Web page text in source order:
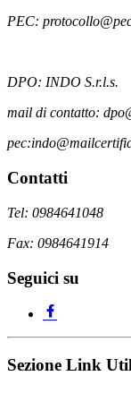
PEC:
DPO: INDO S.r.l.s.
mail di contatto:
Contatti
Tel: 0984641048
Fax: 0984641914
Seguici su
Sezione Link